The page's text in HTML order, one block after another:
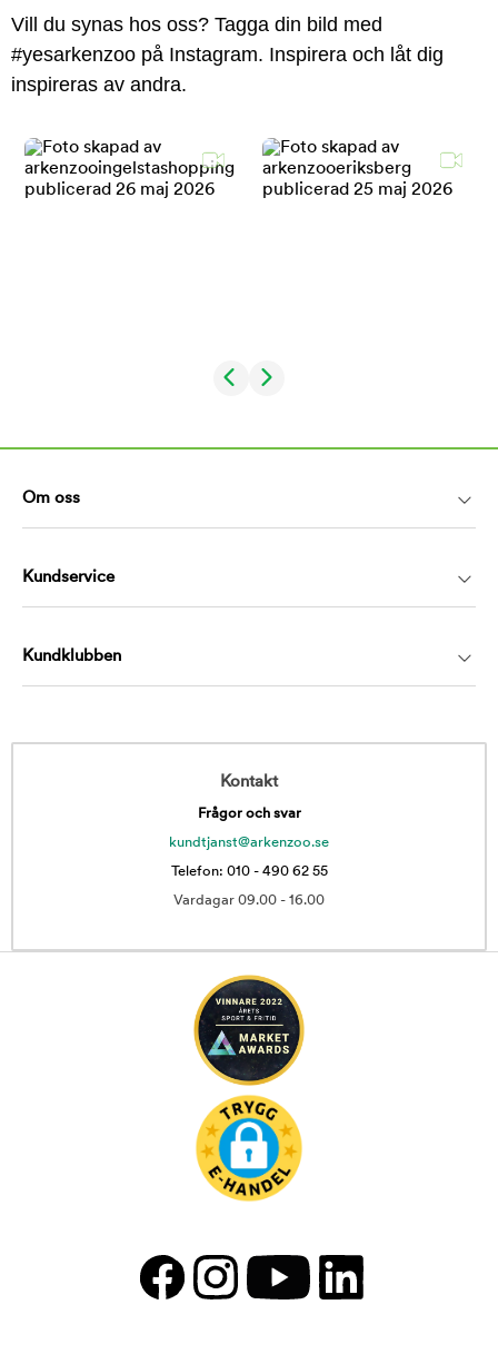
Vill du synas hos oss? Tagga din bild med
#yesarkenzoo på Instagram. Inspirera och låt dig
inspireras av andra.
Om oss
Kundservice
Kundklubben
Kontakt
Frågor och svar
kundtjanst@arkenzoo.se
Telefon: 010 - 490 62 55
Vardagar 09.00 - 16.00